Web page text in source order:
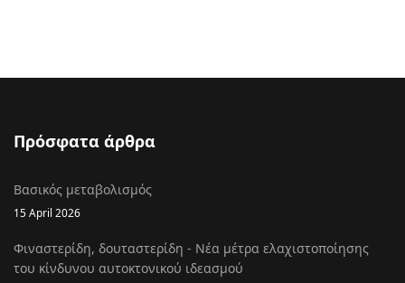
Πρόσφατα άρθρα
Βασικός μεταβολισμός
15 April 2026
Φιναστερίδη, δουταστερίδη - Νέα μέτρα ελαχιστοποίησης
του κίνδυνου αυτοκτονικού ιδεασμού